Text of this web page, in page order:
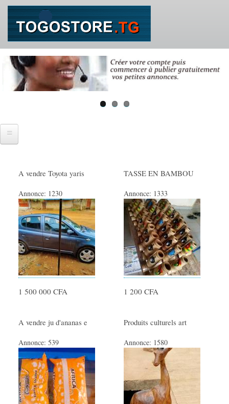
Aller
au
contenu
principal
SE CONNECTER
IMMOBILIER
Ventes immobilières
Locations immobilières
Colocations
AUTO/MOTO
Voitures
Véhicules Utilitaires
Equipement auto
Equipement moto
PRODUITS TOGOLAIS
Produits alimentaires
A vendre Toyota yaris
Annonce: 1230
1 500 000 CFA
TASSE EN BAMBOU
Annonce: 1333
1 200 CFA
A vendre ju d'ananas e
Annonce: 539
Produits culturels art
Annonce: 1580